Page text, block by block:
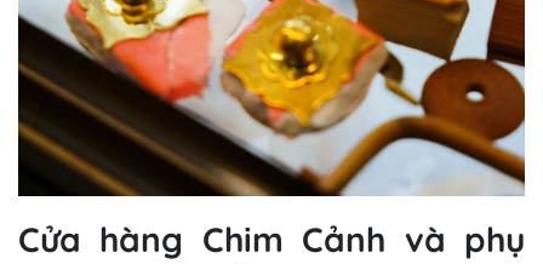
Cửa hàng Chim Cảnh và phụ